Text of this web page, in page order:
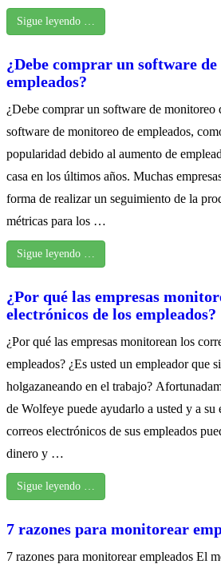
Sigue leyendo …
¿Debe comprar un software
empleados?
¿Debe comprar un software de monitoreo
software de monitoreo de empleados,
popularidad debido al aumento de
casa en los últimos años. Muchas
forma de realizar un seguimiento de la
métricas para los …
Sigue leyendo …
¿Por qué las empresas
electrónicos de los empleados?
¿Por qué las empresas monitorean los
empleados? ¿Es usted un empleador que
holgazaneando en el trabajo?
de Wolfeye puede ayudarlo a usted y a su
correos electrónicos de sus empleados
dinero y …
Sigue leyendo …
7 razones para monitorear
7 razones para monitorear empleados El